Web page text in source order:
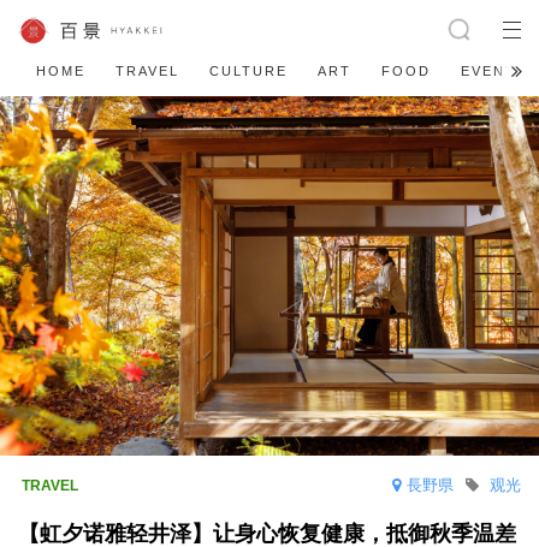
HOME TRAVEL CULTURE ART FOOD EVENT
長野県 观光
【虹夕诺雅轻井泽】让身心恢复健康，抵御秋季温差